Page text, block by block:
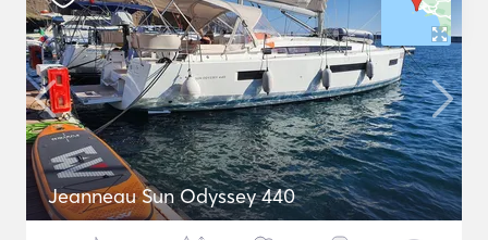
Jeanneau Sun Odyssey 440